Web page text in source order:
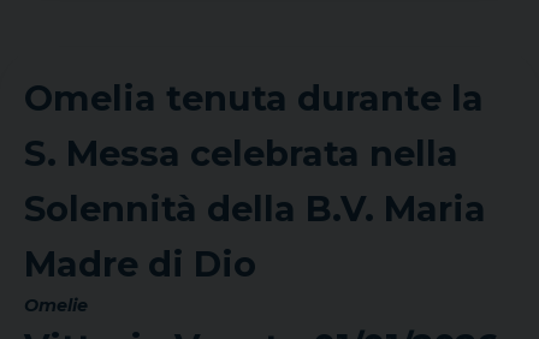
Omelia tenuta durante la
S. Messa celebrata nella
Solennità della B.V. Maria
Madre di Dio
Omelie